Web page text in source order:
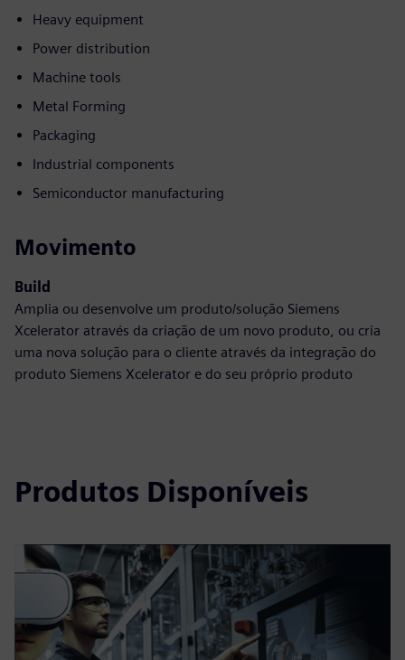
Heavy equipment
Power distribution
Machine tools
Metal Forming
Packaging
Industrial components
Semiconductor manufacturing
Movimento
Build
Amplia ou desenvolve um produto/solução Siemens
Xcelerator através da criação de um novo produto, ou cria
uma nova solução para o cliente através da integração do
produto Siemens Xcelerator e do seu próprio produto
Produtos Disponíveis